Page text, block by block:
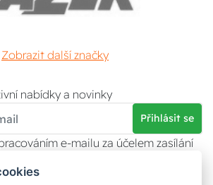
Zobrazit další značky
nabídky a novinky
Přihlásit se
e-mailu za účelem zasílání
v